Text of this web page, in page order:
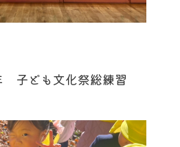
子ども文化祭総練習